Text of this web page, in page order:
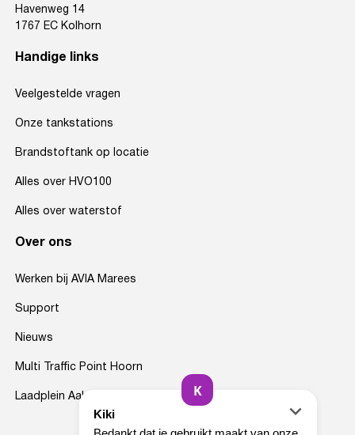
Havenweg 14
1767 EC Kolhorn
Handige links
Veelgestelde vragen
Onze tankstations
Brandstoftank op locatie
Alles over HVO100
Alles over waterstof
Over ons
Werken bij AVIA Marees
Support
Nieuws
Multi Traffic Point Hoorn
Laadplein Aalsmeer